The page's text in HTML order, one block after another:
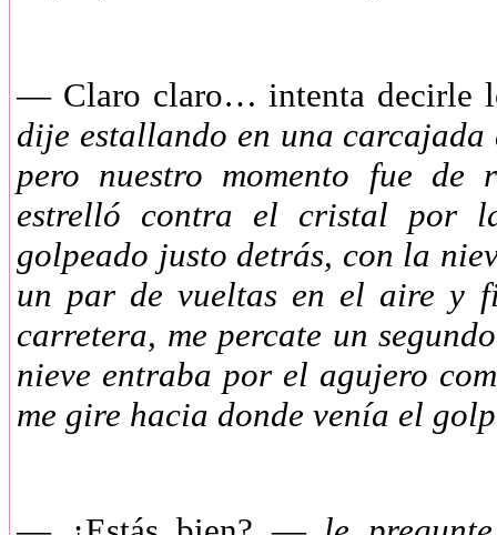
— Claro claro… intenta decirle
dije estallando en una
pero nuestro momento fue de
estrelló contra el cristal por
golpeado justo detrás, con la
un par de vueltas en el aire y
carretera, me percate un
nieve entraba por el agujero
me gire hacia donde venía el